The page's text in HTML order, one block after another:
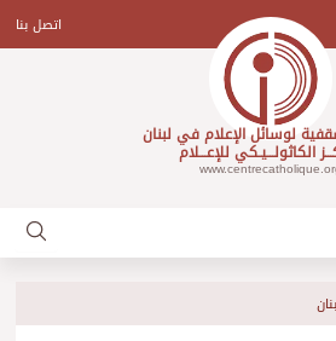
اتصل بنا
لوسائل الإعلام في لبنان
الكاثولـــيـكي للإعـــلام